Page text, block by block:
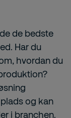
de bedste
Har du
hvordan du
og kan
i branchen.